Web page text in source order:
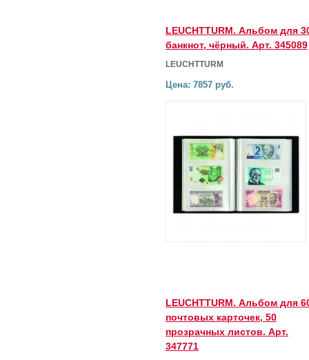
LEUCHTTURM. Альбом для
банкнот, чёрный. Арт. 345089
LEUCHTTURM
Цена: 7857 руб.
LEUCHTTURM. Альбом для
почтовых карточек, 50
прозрачных листов. Арт.
347771